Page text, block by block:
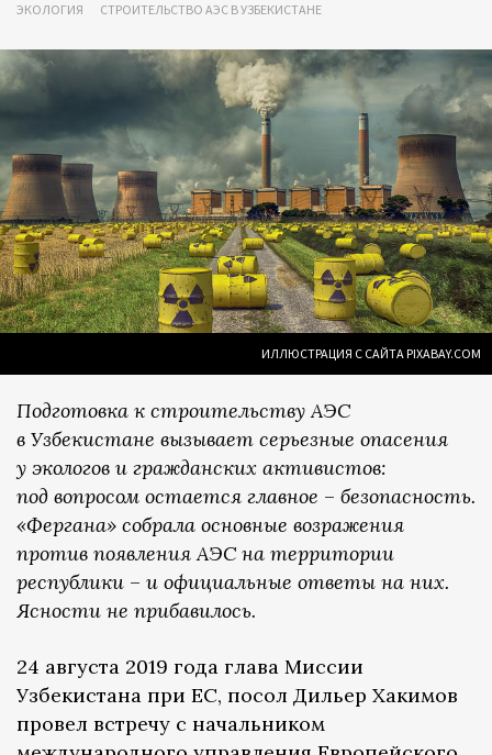
ЭКОЛОГИЯ СТРОИТЕЛЬСТВО АЭС В УЗБЕКИСТАНЕ
ИЛЛЮСТРАЦИЯ С САЙТА PIXABAY.COM
Подготовка к строительству АЭС
в Узбекистане вызывает серьезные опасения
у экологов и гражданских активистов:
под вопросом остается главное – безопасность.
«Фергана» собрала основные возражения
против появления АЭС на территории
республики – и официальные ответы на них.
Ясности не прибавилось.
24 августа 2019 года глава Миссии
Узбекистана при ЕС, посол Дильер Хакимов
провел встречу с начальником